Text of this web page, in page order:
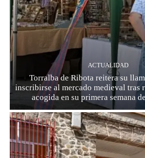
ACTUALIDAD
Torralba de Ribota reitera su
inscribirse al mercado medieval tras
acogida en su primera semana